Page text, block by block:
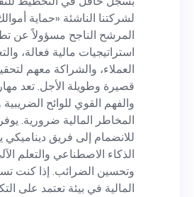
الضرائب. إذا كنت
التحديات المالية في
التكنولوجيا وتمكين
التقاعد الآمن ماليًا،
المثالي لك. تفضل
لمعرفة المزيد عن
لشركتنا الناشئة «حماية أموالك
المرشح الناجح مسؤولاً عن
استراتيجيات مالية فعالة،
العملاء، والشراكة معهم لتحقيق
قصيرة وطويلة الأجل. تعد
والفهم القوي للوائح الضريبية
المخاطر المالية ضرورية. يوفر
للانضمام إلى فريق ديناميكي
الذكاء الاصطناعي والتعلم الآلي
وتحسين الضرائب. إذا كنت
المالية في بيئة تعتمد على